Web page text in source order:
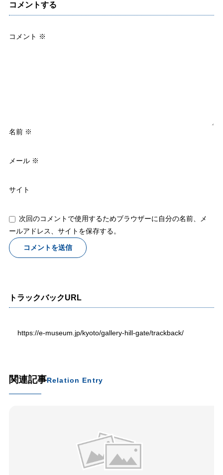
コメントする
コメント ※
名前 ※
メール ※
サイト
次回のコメントで使用するためブラウザーに自分の名前、メ
ールアドレス、サイトを保存する。
トラックバックURL
https://e-museum.jp/kyoto/gallery-hill-gate/trackback/
関連記事Relation Entry